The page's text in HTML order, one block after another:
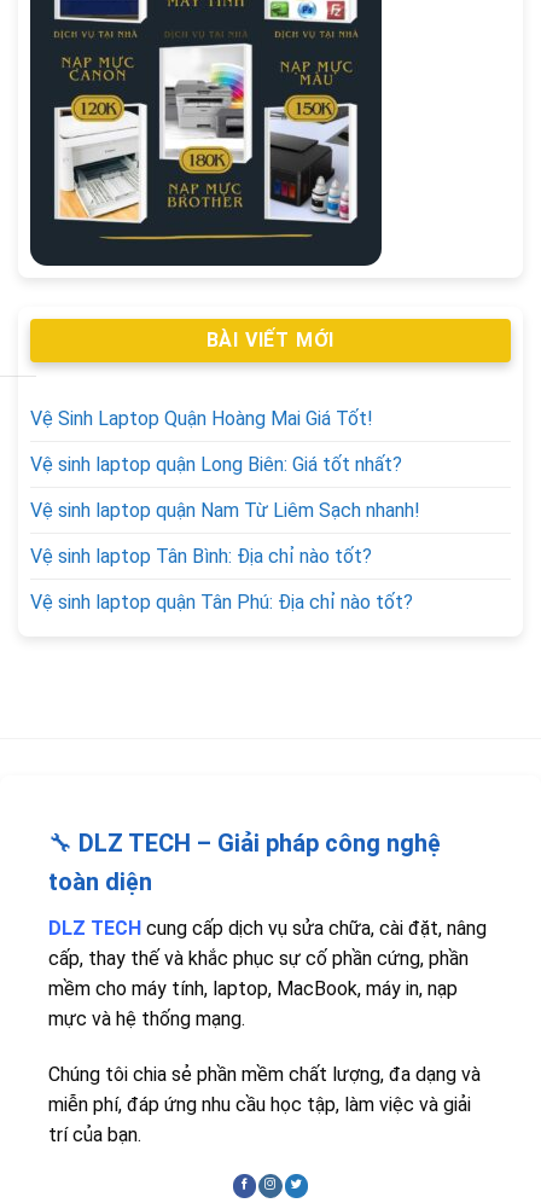
BÀI VIẾT MỚI
Vệ Sinh Laptop Quận Hoàng Mai Giá Tốt!
Vệ sinh laptop quận Long Biên: Giá tốt nhất?
Vệ sinh laptop quận Nam Từ Liêm Sạch nhanh!
Vệ sinh laptop Tân Bình: Địa chỉ nào tốt?
Vệ sinh laptop quận Tân Phú: Địa chỉ nào tốt?
🔧 DLZ TECH – Giải pháp công nghệ
toàn diện
DLZ TECH cung cấp dịch vụ sửa chữa, cài đặt, nâng
cấp, thay thế và khắc phục sự cố phần cứng, phần
mềm cho máy tính, laptop, MacBook, máy in, nạp
mực và hệ thống mạng.
Chúng tôi chia sẻ phần mềm chất lượng, đa dạng và
miễn phí, đáp ứng nhu cầu học tập, làm việc và giải
trí của bạn.